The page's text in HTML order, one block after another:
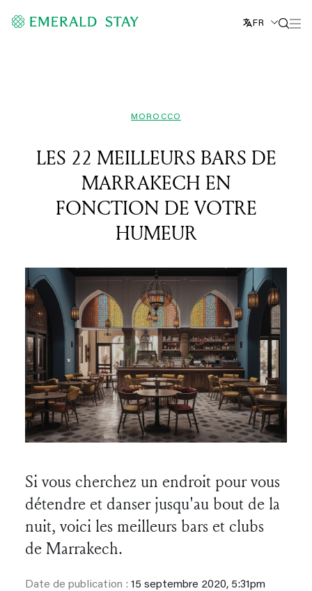
FR
MOROCCO
LES 22 MEILLEURS BARS DE
MARRAKECH EN
FONCTION DE VOTRE
HUMEUR
Si vous cherchez un endroit pour vous
détendre et danser jusqu'au bout de la
nuit, voici les meilleurs bars et clubs
de Marrakech.
Date de publication : 15 septembre 2020, 5:31pm